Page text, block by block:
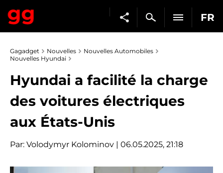
FR
Gagadget Nouvelles
Nouvelles Automobiles
Nouvelles Hyundai
Hyundai a facilité la charge
des voitures électriques
aux États-Unis
Par: Volodymyr Kolominov | 06.05.2025, 21:18